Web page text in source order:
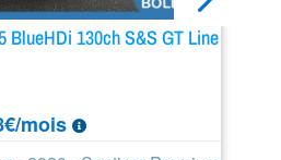
BlueHDi 130ch S&S GT Line
mois